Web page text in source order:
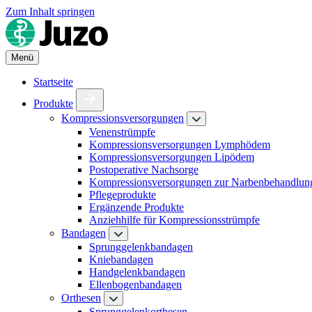
Zum Inhalt springen
Menü
Startseite
Produkte
Kompressionsversorgungen
Venenstrümpfe
Kompressionsversorgungen Lymphödem
Kompressionsversorgungen Lipödem
Postoperative Nachsorge
Kompressionsversorgungen zur
Pflegeprodukte
Ergänzende Produkte
Anziehhilfe für Kompressionsstrümpfe
Bandagen
Sprunggelenkbandagen
Kniebandagen
Handgelenkbandagen
Ellenbogenbandagen
Orthesen